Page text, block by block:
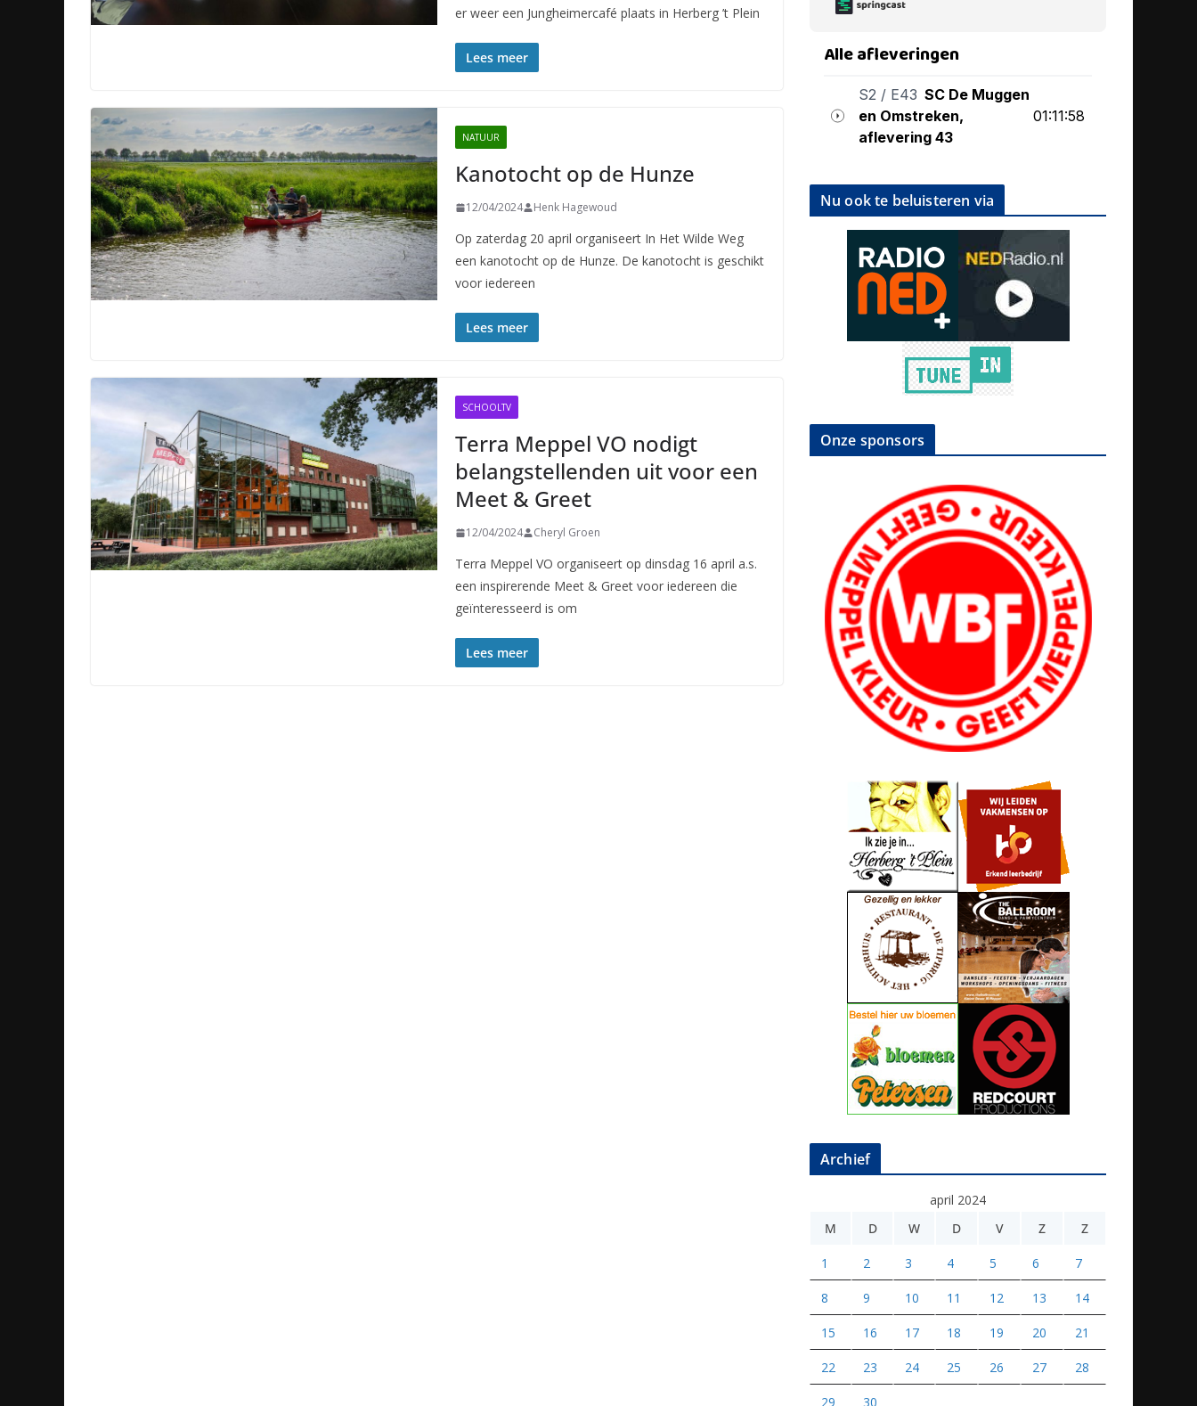
er weer een Jungheimercafé plaats in Herberg ’t Plein
Lees meer
NATUUR
Kanotocht op de Hunze
12/04/2024 Henk Hagewoud
Op zaterdag 20 april organiseert In Het Wilde Weg
een kanotocht op de Hunze. De kanotocht is geschikt
voor iedereen
Lees meer
SCHOOLTV
Terra Meppel VO nodigt
belangstellenden uit voor een
Meet & Greet
12/04/2024 Cheryl Groen
Terra Meppel VO organiseert op dinsdag 16 april a.s.
een inspirerende Meet & Greet voor iedereen die
geïnteresseerd is om
Lees meer
Nu ook te beluisteren via
Onze sponsors
Archief
april 2024
M
D W D V Z Z
1 2 3 4 5 6 7
8 9 10 11 12 13 14
15 16 17 18 19 20 21
22 23 24 25 26 27 28
29 30